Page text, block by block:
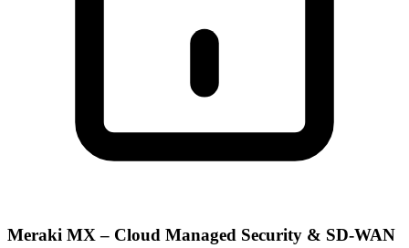
Meraki MX – Cloud Managed Security & SD-WAN